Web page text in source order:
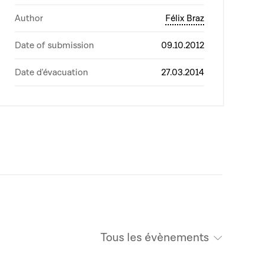
Author Félix Braz
Date of submission 09.10.2012
Date d'évacuation 27.03.2014
Tous les évènements